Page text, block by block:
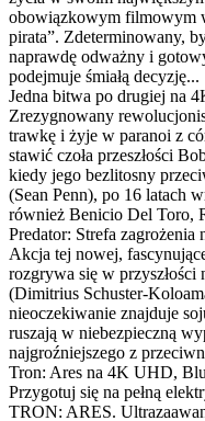
obowiązkowym filmowym
pirata”. Zdeterminowany,
naprawdę odważny i
podejmuje śmiałą decyzję...
Jedna bitwa po drugiej na
Zrezygnowany
trawkę i żyje w paranoi z
stawić czoła przeszłości
kiedy jego bezlitosny
(Sean Penn), po 16 latach
również Benicio Del Toro,
Predator: Strefa
Akcja tej nowej,
rozgrywa się w przyszłości
(Dimitrius Schuster-
nieoczekiwanie znajduje
ruszają w niebezpieczną
najgroźniejszego z
Tron: Ares na 4K UHD,
Przygotuj się na pełną
TRON: ARES.